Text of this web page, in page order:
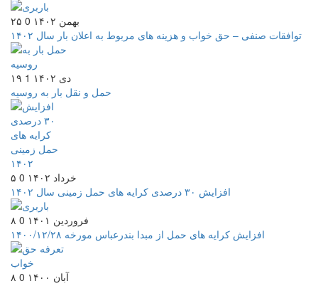
۲۵ بهمن ۱۴۰۲
0
توافقات صنفی – حق خواب و هزینه های مربوط به اعلان بار سال ۱۴۰۲
۱۹ دی ۱۴۰۲
1
حمل و نقل بار به روسیه
۵ خرداد ۱۴۰۲
0
افزایش ۳۰ درصدی کرایه های حمل زمینی سال ۱۴۰۲
۸ فروردین ۱۴۰۱
0
افزایش کرایه های حمل از مبدا بندرعباس مورخه ۱۴۰۰/۱۲/۲۸
۸ آبان ۱۴۰۰
0